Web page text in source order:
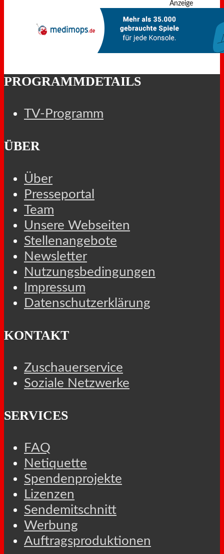
Anzeige
PROGRAMMDETAILS
TV-Programm
ÜBER
Über
Presseportal
Team
Unsere Webseiten
Stellenangebote
Newsletter
Nutzungsbedingungen
Impressum
Datenschutzerklärung
KONTAKT
Zuschauerservice
Soziale Netzwerke
SERVICES
FAQ
Netiquette
Spendenprojekte
Lizenzen
Sendemitschnitt
Werbung
Auftragsproduktionen